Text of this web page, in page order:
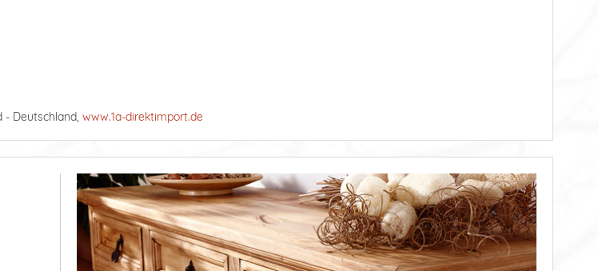
- Deutschland, www.1a-direktimport.de